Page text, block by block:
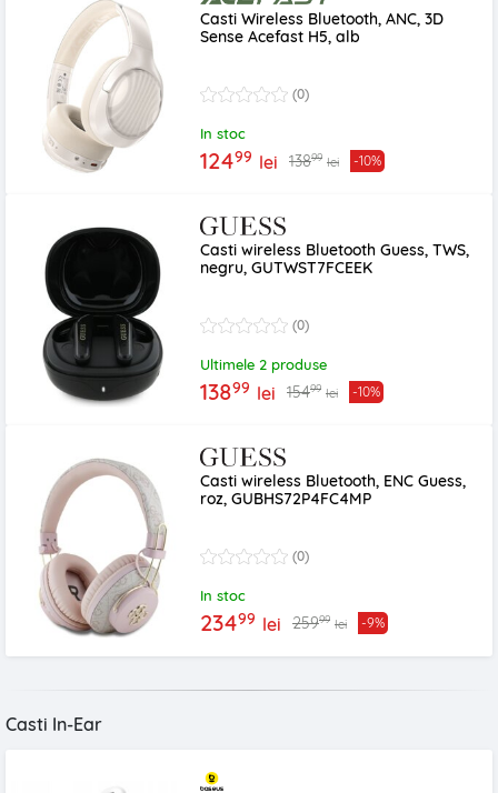
Casti Wireless Bluetooth, ANC, 3D
Sense Acefast H5, alb
(0)
In stoc
12499 lei 13899 lei -10%
Casti wireless Bluetooth Guess, TWS,
negru, GUTWST7FCEEK
(0)
Ultimele 2 produse
13899 lei 15499 lei -10%
Casti wireless Bluetooth, ENC Guess,
roz, GUBHS72P4FC4MP
(0)
In stoc
23499 lei 25999 lei -9%
Casti In-Ear